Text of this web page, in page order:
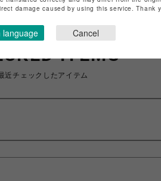
ITEMS
近チェックしたアイテム
damage caused by using this service. Thank
language Cancel